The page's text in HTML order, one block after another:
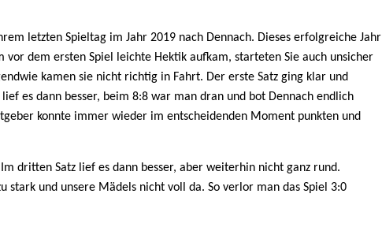
letzten Spieltag im Jahr 2019 nach Dennach. Dieses erfolgreiche Jahr
vor dem ersten Spiel leichte Hektik aufkam, starteten Sie auch unsicher
kamen sie nicht richtig in Fahrt. Der erste Satz ging klar und
es dann besser, beim 8:8 war man dran und bot Dennach endlich
konnte immer wieder im entscheidenden Moment punkten und
dritten Satz lief es dann besser, aber weiterhin nicht ganz rund.
stark und unsere Mädels nicht voll da. So verlor man das Spiel 3:0